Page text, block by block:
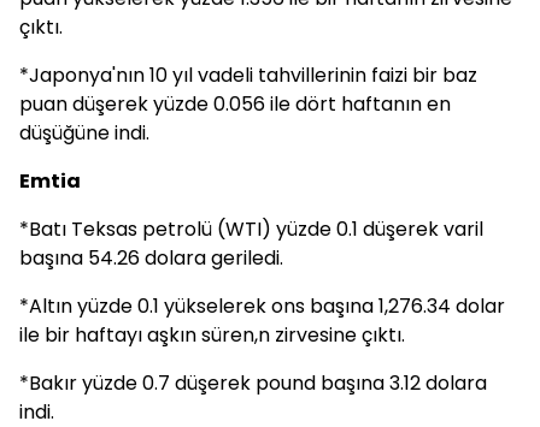
çıktı.
*Japonya'nın 10 yıl vadeli tahvillerinin faizi bir baz
puan düşerek yüzde 0.056 ile dört haftanın en
düşüğüne indi.
Emtia
*Batı Teksas petrolü (WTI) yüzde 0.1 düşerek varil
başına 54.26 dolara geriledi.
*Altın yüzde 0.1 yükselerek ons başına 1,276.34 dolar
ile bir haftayı aşkın süren,n zirvesine çıktı.
*Bakır yüzde 0.7 düşerek pound başına 3.12 dolara
indi.